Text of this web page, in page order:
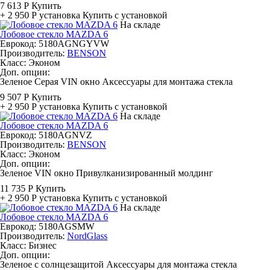
7 613 Р Купить
+ 2 950 Р установка Купить с установкой
На складе
Лобовое стекло MAZDA 6
Еврокод: 5180AGNGYVW
Производитель: BENSON
Класс: Эконом
Доп. опции:
Зеленое Серая VIN окно Аксессуары для монтажа стекла
9 507 Р Купить
+ 2 950 Р установка Купить с установкой
На складе
Лобовое стекло MAZDA 6
Еврокод: 5180AGNVZ
Производитель: BENSON
Класс: Эконом
Доп. опции:
Зеленое VIN окно Привулканизированный молдинг
11 735 Р Купить
+ 2 950 Р установка Купить с установкой
На складе
Лобовое стекло MAZDA 6
Еврокод: 5180AGSMW
Производитель: NordGlass
Класс: Бизнес
Доп. опции:
Зеленое с солнцезащитой Аксессуары для монтажа стекла